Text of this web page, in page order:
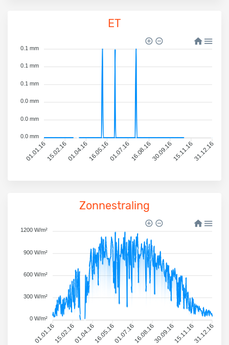
ET
01.01.1615.02.1601.04.1616.05.1601.07.1616.08.1630.09.1615.11.1631.12.16
0.1 mm
0.1 mm
0.1 mm
0.0 mm
0.0 mm
0.0 mm
Zonnestraling
01.01.1615.02.1601.04.1616.05.1601.07.1616.08.1630.09.1615.11.1631.12.16
1200 W/m²
900 W/m²
600 W/m²
300 W/m²
0 W/m²